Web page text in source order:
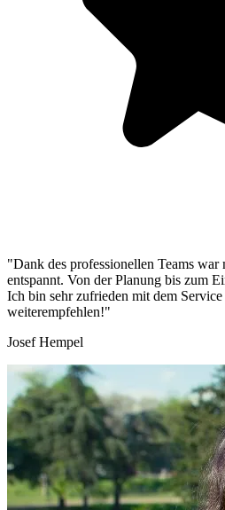
"Dank des professionellen Teams
entspannt. Von der Planung bis zum
Ich bin sehr zufrieden mit dem
weiterempfehlen!"
Josef Hempel